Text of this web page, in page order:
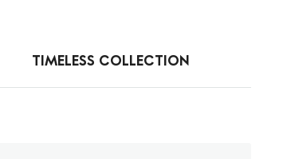
TIMELESS COLLECTION